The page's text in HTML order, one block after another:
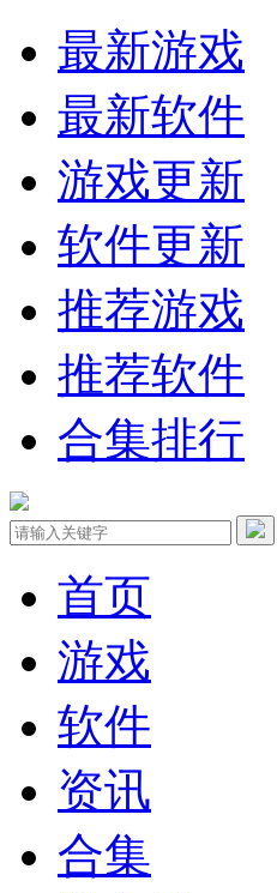
最新游戏
最新软件
游戏更新
软件更新
推荐游戏
推荐软件
合集排行
首页
游戏
软件
资讯
合集